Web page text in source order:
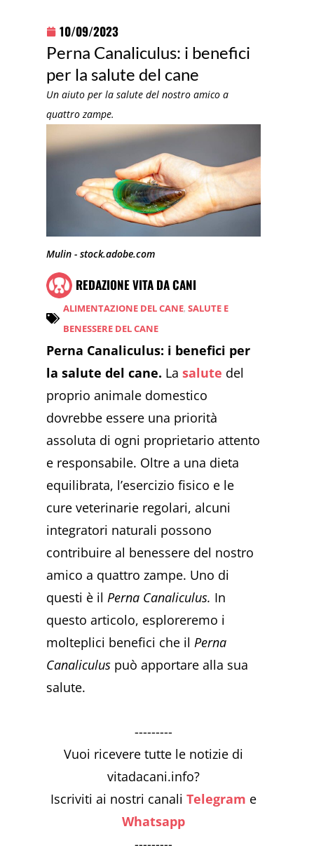
10/09/2023
Perna Canaliculus: i benefici
per la salute del cane
Un aiuto per la salute del nostro amico a
quattro zampe.
Mulin - stock.adobe.com
REDAZIONE VITA DA CANI
ALIMENTAZIONE DEL CANE,SALUTE E
BENESSERE DEL CANE
Perna Canaliculus: i benefici per
la salute del cane. Lasalute del
proprio animale domestico
dovrebbe essere una priorità
assoluta di ogni proprietario attento
e responsabile. Oltre a una dieta
equilibrata, l’esercizio fisico e le
cure veterinarie regolari, alcuni
integratori naturali possono
contribuire al benessere del nostro
amico a quattro zampe. Uno di
questi è il Perna Canaliculus. In
questo articolo, esploreremo i
molteplici benefici che il Perna
Canaliculus può apportare alla sua
salute.
---------
Vuoi ricevere tutte le notizie di
vitadacani.info?
Iscriviti ai nostri canaliTelegram e
Whatsapp
---------